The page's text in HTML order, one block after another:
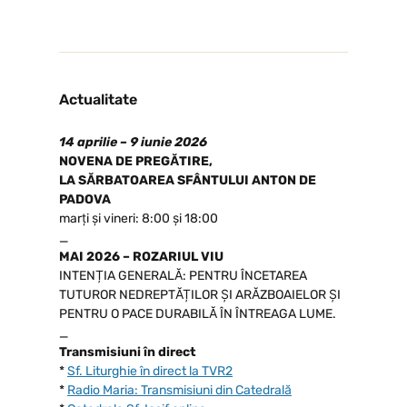
Actualitate
14 aprilie – 9 iunie 2026
NOVENA DE PREGĂTIRE,
LA SĂRBATOAREA SFÂNTULUI ANTON DE
PADOVA
marți și vineri: 8:00 și 18:00
_
MAI 2026 – ROZARIUL VIU
INTENȚIA GENERALĂ: PENTRU ÎNCETAREA
TUTUROR NEDREPTĂȚILOR ȘI ARĂZBOAIELOR ȘI
PENTRU O PACE DURABILĂ ÎN ÎNTREAGA LUME.
_
Transmisiuni în direct
*Sf. Liturghie în direct la TVR2
* Radio Maria: Transmisiuni din Catedrală